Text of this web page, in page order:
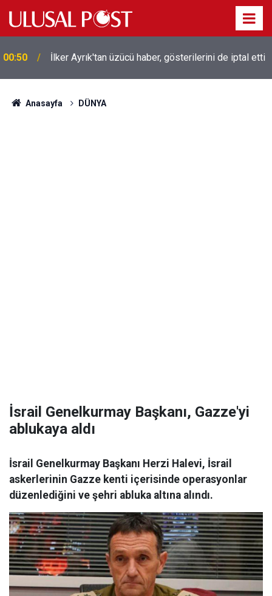
00:39
Liverpool efsanesi Mısırlı yıldız Mohamed Salah
Trabzonspor ile anlaştı! Yarın geliyor
Anasayfa DÜNYA
İsrail Genelkurmay Başkanı, Gazze'yi
ablukaya aldı
İsrail Genelkurmay Başkanı Herzi Halevi, İsrail
askerlerinin Gazze kenti içerisinde operasyonlar
düzenlediğini ve şehri abluka altına alındı.